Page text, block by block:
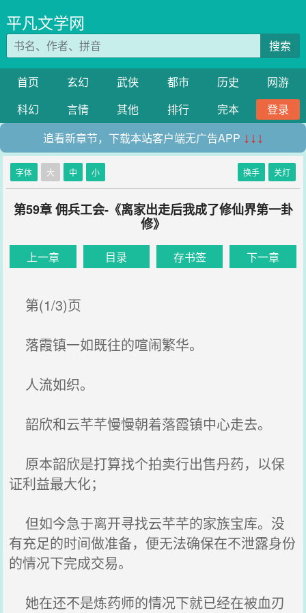
平凡文学网
搜索
首页 玄幻 武侠 都市 历史
网游
科幻
言情 其他 排行 完本
登录
追看新章节，下载本站客户端无广告APP ↓↓↓
字体 大 中 小 换手 关灯
第59章 佣兵工会-《离家出走后我成了修仙界第一卦
修》
上一章 目录 存书签 下一章
第(1/3)页
落霞镇一如既往的喧闹繁华。
人流如织。
韶欣和云芊芊慢慢朝着落霞镇中心走去。
原本韶欣是打算找个拍卖行出售丹药，以保
证利益最大化；
但如今急于离开寻找云芊芊的家族宝库。没
有充足的时间做准备，便无法确保在不泄露身份
的情况下完成交易。
她在还不是炼药师的情况下就已经在被血刃